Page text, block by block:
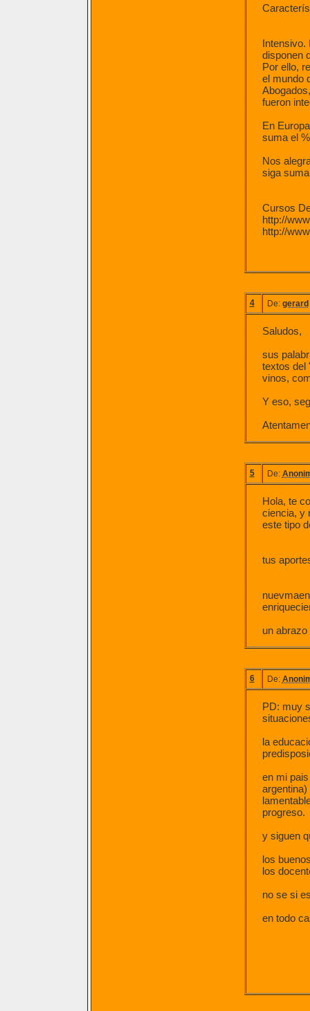
Intensivo.
disponen
Por ello,
el mundo
fueron
En
suma el
Nos
siga
Cursos
http://
http://
4 De: gerard
Saludos,
sus
textos del
vinos,
Y eso,
5 De:
Hola, te
ciencia, y
este tipo
tus
un
6 De:
PD: muy
la
en mi
progreso.
y siguen
los
los
no se si
en todo